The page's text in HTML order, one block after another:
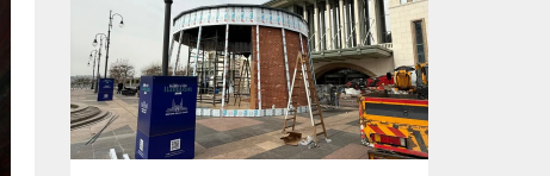
veya şehir içi noktalara ulaşımın önceden
planlanması büyük kolaylık sağlar.
Günümüzde birçok ziyaretçi, klasik ulaşım
yöntemleri yerine önceden organize edilen
sistemleri tercih etmektedir. Bu
kapsamda Antalya airport transfer hizmetleri,...